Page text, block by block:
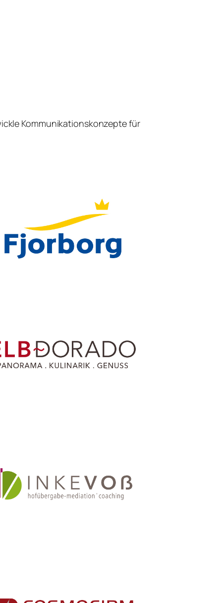
Kommunikationskonzepte für